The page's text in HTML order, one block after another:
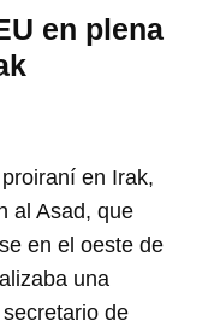
en plena
en Irak,
al Asad, que
en el oeste de
una
de